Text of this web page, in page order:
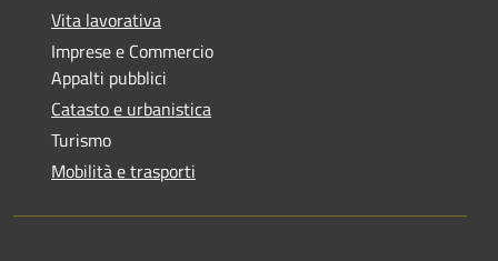
Vita lavorativa
Imprese e Commercio
Appalti pubblici
Catasto e urbanistica
Turismo
Mobilità e trasporti